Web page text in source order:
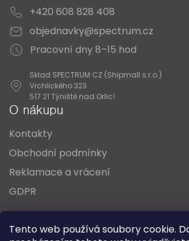
Tento web používá soubory cookie.
+420 608 828 408
objednavky@spectrum.cz
Pracovní dny 8–15 hod
Sklad SPECTRUM CZ (Shipmall s.r.o.)
Vrchlického 323
517 21 Týniště nad Orlicí
O nákupu
Kontakty
Obchodní podmínky
Reklamace a vrácení
GDPR
Oblíbené série svítidel: